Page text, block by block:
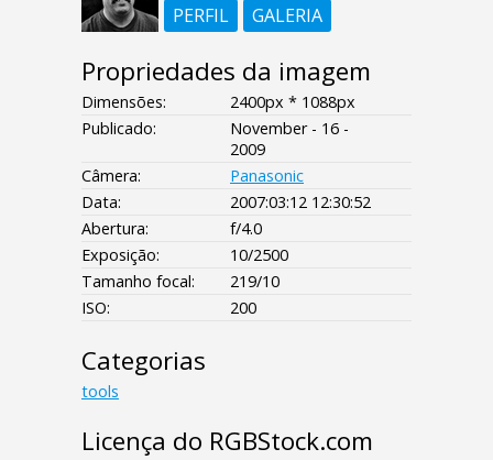
PERFIL
GALERIA
Propriedades da imagem
Dimensões:
2400px * 1088px
Publicado:
November - 16 -
2009
Câmera:
Panasonic
Data:
2007:03:12 12:30:52
Abertura:
f/4.0
Exposição:
10/2500
Tamanho focal:
219/10
ISO:
200
Categorias
tools
Licença do RGBStock.com